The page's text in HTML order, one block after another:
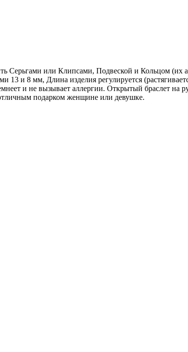
Серьгами или Клипсами, Подвеской и Кольцом (их
13 и 8 мм, Длина изделия регулируется
и не вызывает аллергии. Открытый браслет на
подарком женщине или девушке.